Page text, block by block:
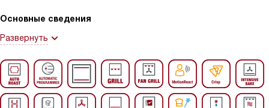
Основные сведения
Развернуть